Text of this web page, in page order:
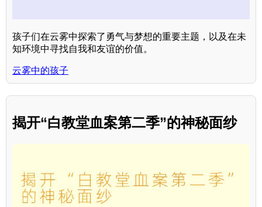
孩子们在云雾中探索了勇气与梦想的重要主题，以及在未
知环境中寻找自我和友谊的价值。
云雾中的孩子
揭开“白教堂血案第二季”的神秘面纱